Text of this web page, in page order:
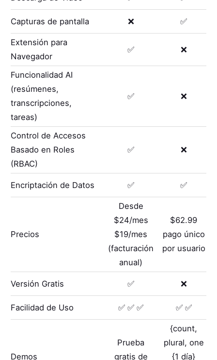
Capturas de pantalla ❌ ✅
Extensión para
Navegador
✅ ❌
Funcionalidad AI
(resúmenes,
transcripciones,
tareas)
✅ ❌
Control de Accesos
Basado en Roles
(RBAC)
✅ ❌
Encriptación de Datos ✅ ✅
Precios
Desde
$24/mes
$19/mes
(facturación
anual)
$62.99
pago único
por usuario
Versión Gratis ✅ ❌
Facilidad de Uso ✅ ✅ ✅ ✅ ✅
Demos
Prueba
gratis de
{count,
plural, one
{1 día}